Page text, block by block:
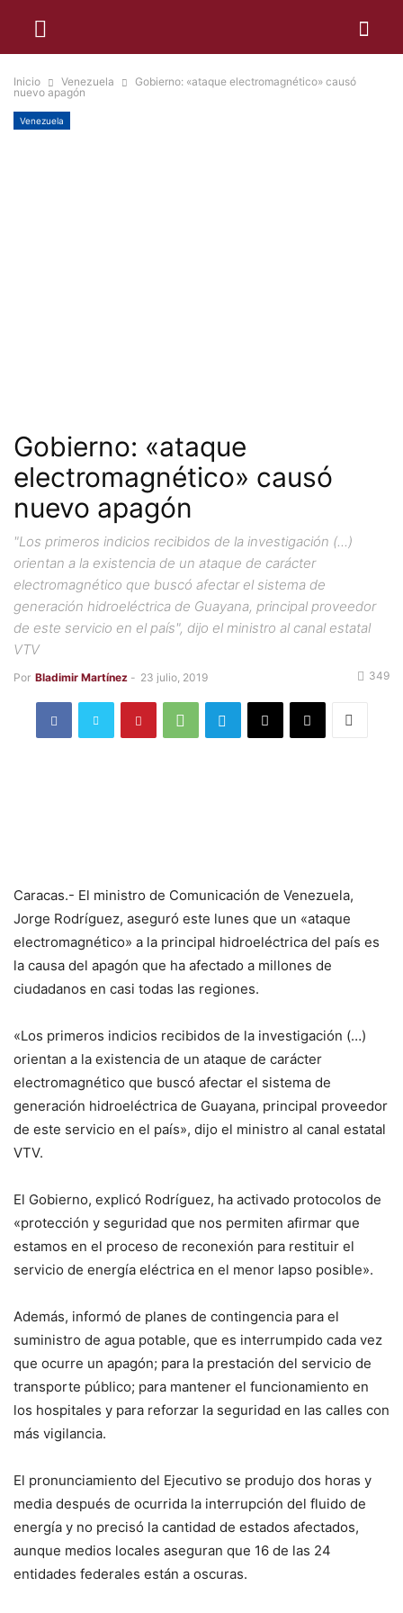
Inicio Venezuela
Gobierno: «ataque electromagnético» causó
nuevo apagón
Venezuela
Gobierno: «ataque
electromagnético» causó
nuevo apagón
"Los primeros indicios recibidos de la investigación (...)
orientan a la existencia de un ataque de carácter
electromagnético que buscó afectar el sistema de
generación hidroeléctrica de Guayana, principal proveedor
de este servicio en el país", dijo el ministro al canal estatal
VTV
Por Bladimir Martínez - 23 julio, 2019 349
Caracas.- El ministro de Comunicación de Venezuela,
Jorge Rodríguez, aseguró este lunes que un «ataque
electromagnético» a la principal hidroeléctrica del país es
la causa del apagón que ha afectado a millones de
ciudadanos en casi todas las regiones.
«Los primeros indicios recibidos de la investigación (…)
orientan a la existencia de un ataque de carácter
electromagnético que buscó afectar el sistema de
generación hidroeléctrica de Guayana, principal proveedor
de este servicio en el país», dijo el ministro al canal estatal
VTV.
El Gobierno, explicó Rodríguez, ha activado protocolos de
«protección y seguridad que nos permiten afirmar que
estamos en el proceso de reconexión para restituir el
servicio de energía eléctrica en el menor lapso posible».
Además, informó de planes de contingencia para el
suministro de agua potable, que es interrumpido cada vez
que ocurre un apagón; para la prestación del servicio de
transporte público; para mantener el funcionamiento en
los hospitales y para reforzar la seguridad en las calles con
más vigilancia.
El pronunciamiento del Ejecutivo se produjo dos horas y
media después de ocurrida la interrupción del fluido de
energía y no precisó la cantidad de estados afectados,
aunque medios locales aseguran que 16 de las 24
entidades federales están a oscuras.